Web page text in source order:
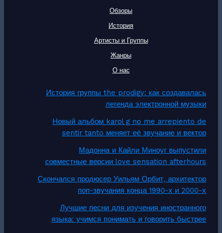
Обзоры
История
Артисты и Группы
Жанры
О нас
История группы the prodigy: как создавалась
легенда электронной музыки
Новый альбом karol g no me arrepiento de
sentir tanto меняет её звучание и вектор
Мадонна и Кайли Миноуг выпустили
совместные версии love sensation afterhours
Скончался продюсер Уильям Орбит, архитектор
поп-звучания конца 1990-х и 2000-х
Лучшие песни для изучения иностранного
языка: учимся понимать и говорить быстрее